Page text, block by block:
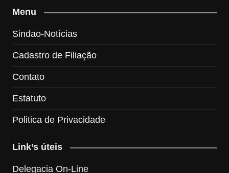
Menu
Sindao-Notícias
Cadastro de Filiação
Contato
Estatuto
Politica de Privacidade
Link’s úteis
Delegacia On-Line